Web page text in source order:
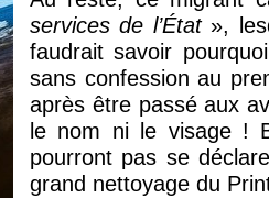
services de l’État»,
faudrait savoir
sans confession au
après être passé aux
le nom ni le visage !
pourront pas se
grand nettoyage du